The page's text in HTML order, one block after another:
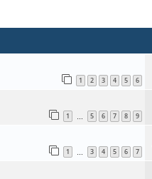
1 2 3 4 5 6
1 5 6 7 8 9
1 3 4 5 6 7